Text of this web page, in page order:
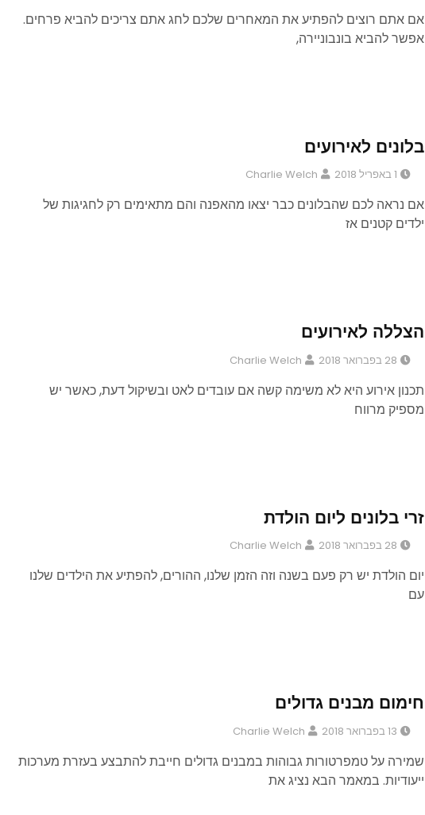
אם אתם רוצים להפתיע את המאחרים שלכם לחג אתם צריכים להביא פרחים.
אפשר להביא בונבוניירה,
בלונים לאירועים
1 באפריל 2018 Charlie Welch
אם נראה לכם שהבלונים כבר יצאו מהאפנה והם מתאימים רק לחגיגות של
ילדים קטנים אז
הצללה לאירועים
28 בפברואר 2018 Charlie Welch
תכנון אירוע היא לא משימה קשה אם עובדים לאט ובשיקול דעת, כאשר יש
מספיק מרווח
זרי בלונים ליום הולדת
28 בפברואר 2018 Charlie Welch
יום הולדת יש רק פעם בשנה וזה הזמן שלנו, ההורים, להפתיע את הילדים שלנו
עם
חימום מבנים גדולים
13 בפברואר 2018 Charlie Welch
שמירה על טמפרטורות גבוהות במבנים גדולים חייבת להתבצע בעזרת מערכות
ייעודיות. במאמר הבא נציג את